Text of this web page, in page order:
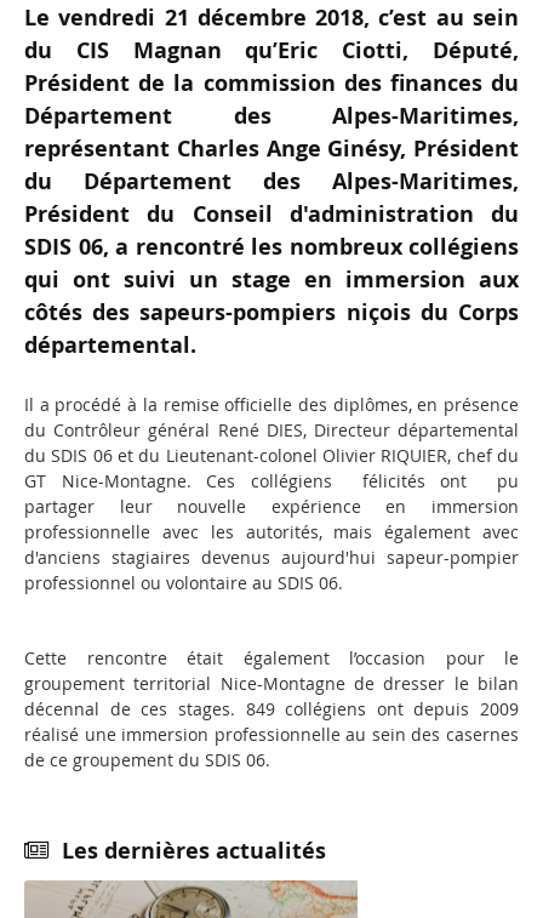
Le vendredi 21 décembre 2018, c’est au sein
du CIS Magnan qu’Eric Ciotti, Député,
Président de la commission des finances du
Département des Alpes-Maritimes,
représentant Charles Ange Ginésy, Président
du Département des Alpes-Maritimes,
Président du Conseil d'administration du
SDIS 06, a rencontré les nombreux collégiens
qui ont suivi un stage en immersion aux
côtés des sapeurs-pompiers niçois du Corps
départemental.
Il a procédé à la remise officielle des diplômes, en présence
du Contrôleur général René DIES, Directeur départemental
du SDIS 06 et du Lieutenant-colonel Olivier RIQUIER, chef du
GT Nice-Montagne. Ces collégiens félicités ont pu
partager leur nouvelle expérience en immersion
professionnelle avec les autorités, mais également avec
d'anciens stagiaires devenus aujourd'hui sapeur-pompier
professionnel ou volontaire au SDIS 06.
Cette rencontre était également l’occasion pour le
groupement territorial Nice-Montagne de dresser le bilan
décennal de ces stages. 849 collégiens ont depuis 2009
réalisé une immersion professionnelle au sein des casernes
de ce groupement du SDIS 06.
Les dernières actualités